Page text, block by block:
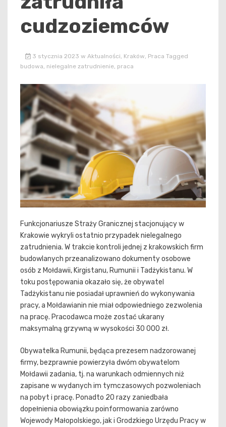
cudzoziemców
3 stycznia 2023 w Aktualności, Kraków, Praca Tagged
budowa, nielegalne zatrudnienie, praca
Funkcjonariusze Straży Granicznej stacjonujący w
Krakowie wykryli ostatnio przypadek nielegalnego
zatrudnienia. W trakcie kontroli jednej z krakowskich firm
budowlanych przeanalizowano dokumenty osobowe
osób z Mołdawii, Kirgistanu, Rumunii i Tadżykistanu. W
toku postępowania okazało się, że obywatel
Tadżykistanu nie posiadał uprawnień do wykonywania
pracy, a Mołdawianin nie miał odpowiedniego zezwolenia
na pracę. Pracodawca może zostać ukarany
maksymalną grzywną w wysokości 30 000 zł.
Obywatelka Rumunii, będąca prezesem nadzorowanej
firmy, bezprawnie powierzyła dwóm obywatelom
Mołdawii zadania, tj. na warunkach odmiennych niż
zapisane w wydanych im tymczasowych pozwoleniach
na pobyt i pracę. Ponadto 20 razy zaniedbała
dopełnienia obowiązku poinformowania zarówno
Wojewody Małopolskiego, jak i Grodzkiego Urzędu Pracy w